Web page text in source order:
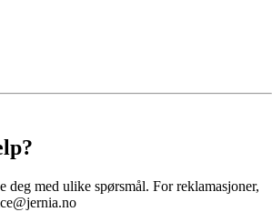
deg med ulike spørsmål. For reklamasjoner,